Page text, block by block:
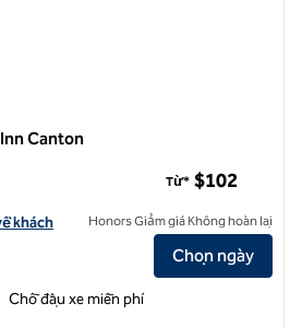
Canton
Hampton Inn Canton
khách
Từ* $102
Honors Giảm giá Không hoàn lại
Chọn ngày
Chỗ đậu xe miễn phí